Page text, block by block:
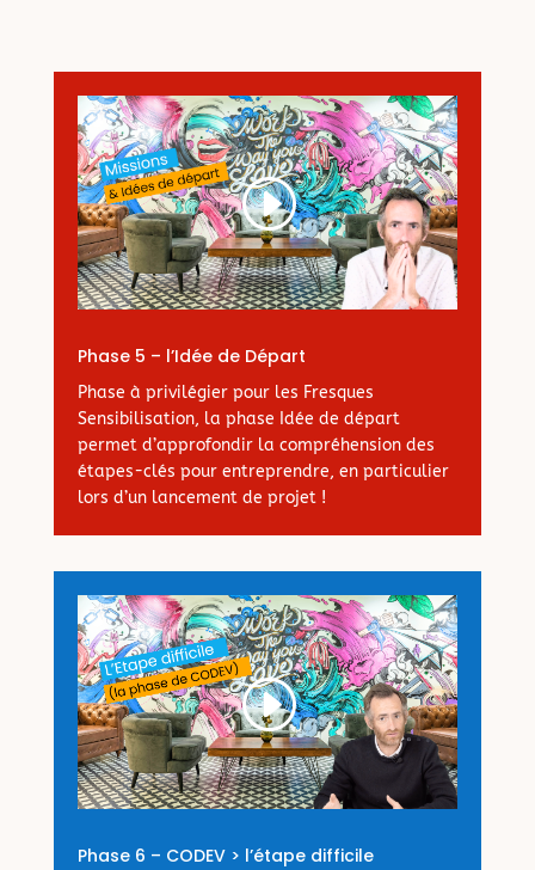
Phase 5 – l’Idée de Départ
Phase à privilégier pour les Fresques
Sensibilisation, la phase Idée de départ
permet d’approfondir la compréhension des
étapes-clés pour entreprendre, en particulier
lors d’un lancement de projet !
Phase 6 – CODEV > l’étape difficile